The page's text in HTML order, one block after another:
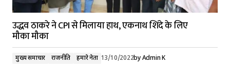
उद्धव ठाकरे ने CPI से मिलाया हाथ, एकनाथ शिंदे के लिए
मौका मौका
मुख्य समाचार राजनीति हमारे नेता 13/10/2022byAdmin K